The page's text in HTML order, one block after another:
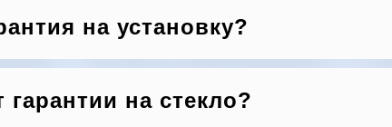
на установку?
гарантии на стекло?